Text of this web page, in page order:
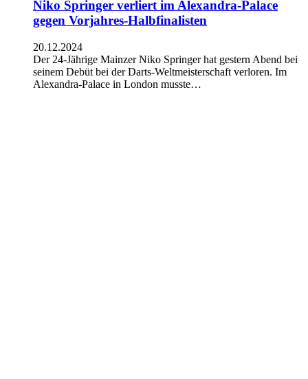
Niko Springer verliert im Alexandra-Palace
gegen Vorjahres-Halbfinalisten
20.12.2024
Der 24-Jährige Mainzer Niko Springer hat gestern Abend bei
seinem Debüt bei der Darts-Weltmeisterschaft verloren. Im
Alexandra-Palace in London musste…